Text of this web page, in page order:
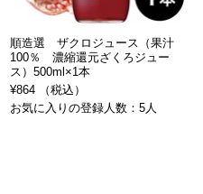
順造選 ザクロジュース（果汁
100％ 濃縮還元ざくろジュー
ス）500ml×1本
¥864 （税込）
お気に入りの登録人数：5人